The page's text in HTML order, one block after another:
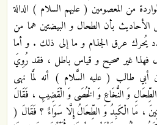
من المعصومين ( عليهم السلام ) الدالة
بأن الطحال و البيضتين هما من
يُحرك عرق الجذام و ما إلى ذلك . و أما
فهذا غير صحيح و قياس باطل ، فقد رُوِيَ
أبي طالب ( عليه السَّلام ) أنه لمَّا نهى
وَ النُّخَاعِ وَ الْخُصَى وَ الْقَضِيبِ ، فَقَالَ
، مَا الْكَبِدُ وَ الطِّحَالُ إِلَّا سَوَاءٌ ؟ فَقَالَ (